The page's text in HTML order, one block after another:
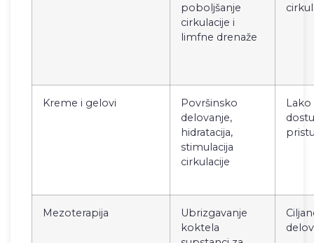
poboljšanje
cirkulacije i
limfne drenaže
Kreme i gelovi
Površinsko
delovanje,
hidratacija,
stimulacija
cirkulacije
Lako
Mezoterapija
Ubrizgavanje
koktela